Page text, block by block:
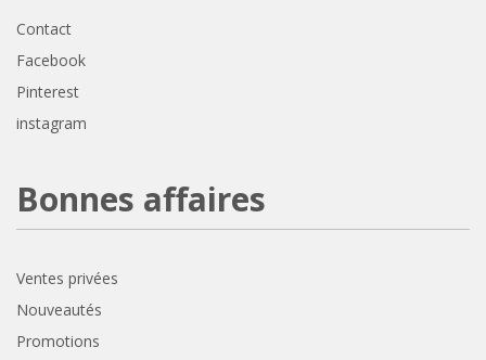
Contact
Facebook
Pinterest
instagram
Bonnes affaires
Ventes privées
Nouveautés
Promotions